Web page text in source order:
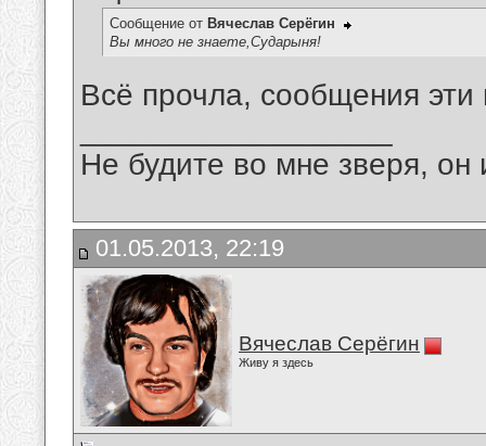
Сообщение от Вячеслав Серёгин
Вы много не знаете,Сударыня!
Всё прочла, сообщения
Не будите во мне зверя, он
01.05.2013, 22:19
Вячеслав Серёгин
Живу я здесь